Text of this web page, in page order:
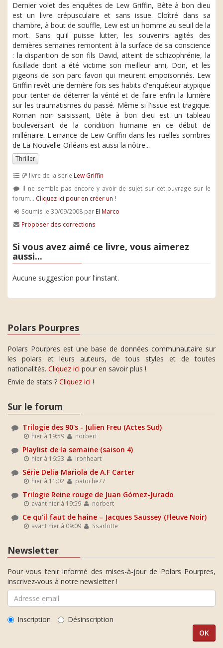
Dernier volet des enquêtes de Lew Griffin, Bête à bon dieu
est un livre crépusculaire et sans issue. Cloîtré dans sa
chambre, à bout de souffle, Lew est un homme au seuil de la
mort. Sans qu'il puisse lutter, les souvenirs agités des
dernières semaines remontent à la surface de sa conscience
: la disparition de son fils David, atteint de schizophrénie, la
fusillade dont a été victime son meilleur ami, Don, et les
pigeons de son parc favori qui meurent empoisonnés. Lew
Griffin revêt une dernière fois ses habits d'enquêteur atypique
pour tenter de déterrer la vérité et de faire enfin la lumière
sur les traumatismes du passé. Même si l'issue est tragique.
Roman noir saisissant, Bête à bon dieu est un tableau
bouleversant de la condition humaine en ce début de
millénaire. L'errance de Lew Griffin dans les ruelles sombres
de La Nouvelle-Orléans est aussi la nôtre...
Thriller
6e livre de la série Lew Griffin
Il ne semble pas encore y avoir de sujet sur cet ouvrage sur le
forum... Cliquez ici pour en créer un !
Soumis le 30/09/2008 par El Marco
Proposer des corrections
Si vous avez aimé ce livre, vous aimerez
aussi...
Aucune suggestion pour l'instant.
Polars Pourpres
Polars Pourpres est une base de données communautaire sur
les polars et leurs auteurs, de tous styles et de toutes
nationalités. Cliquez ici pour en savoir plus !
Envie de stats ? Cliquez ici !
Sur le forum
Trilogie des 90's - Julien Freu (Actes Sud)
hier à 19:59 norbert
Playlist de la semaine (saison 4)
hier à 16:53 Ironheart
Série Delia Mariola de A.F Carter
hier à 11:02 patoche77
Trilogie Reine rouge de Juan Gómez-Jurado
avant hier à 19:59 norbert
Ce qu'il faut de haine – Jacques Saussey (Fleuve Noir)
avant hier à 09:09 Ssarlotte
Newsletter
Pour vous tenir informé des mises-à-jour de Polars Pourpres,
inscrivez-vous à notre newsletter !
Inscription Désinscription